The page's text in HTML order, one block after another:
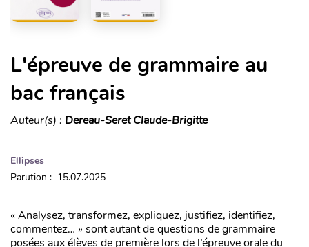
L'épreuve de grammaire au
bac français
Auteur(s) : Dereau-Seret Claude-Brigitte
Ellipses
Parution : 15.07.2025
« Analysez, transformez, expliquez, justifiez, identifiez,
commentez… » sont autant de questions de grammaire
posées aux élèves de première lors de l’épreuve orale du